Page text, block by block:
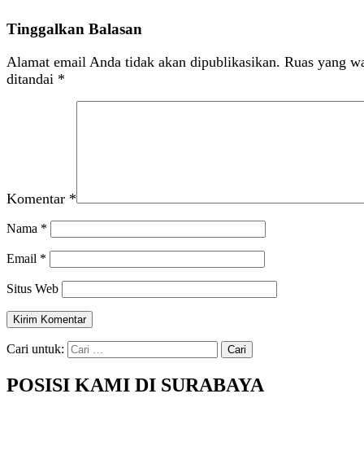
Tinggalkan Balasan
Alamat email Anda tidak akan dipublikasikan. Ruas yang
ditandai *
Komentar *
Nama *
Email *
Situs Web
Cari untuk:
POSISI KAMI DI SURABAYA